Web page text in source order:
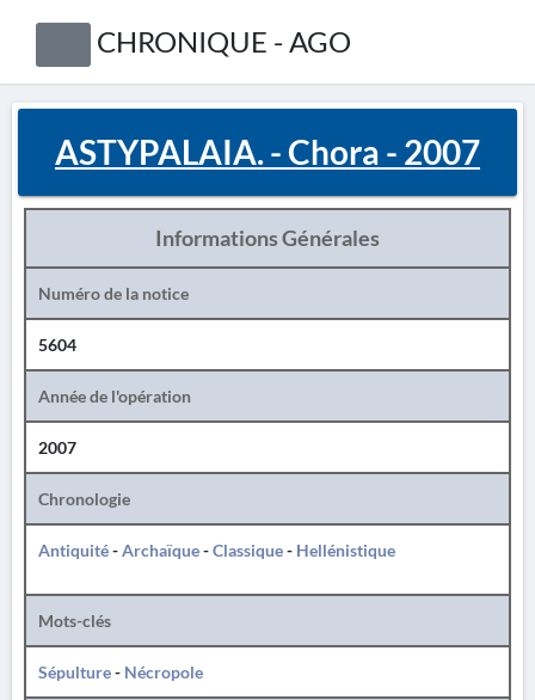
CHRONIQUE - AGO
ASTYPALAIA. - Chora - 2007
Informations Générales
Numéro de la notice
5604
Année de l'opération
2007
Chronologie
Antiquité-Archaïque-Classique- Hellénistique
Mots-clés
Sépulture- Nécropole